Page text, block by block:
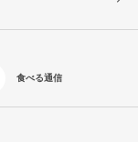
食べる通信